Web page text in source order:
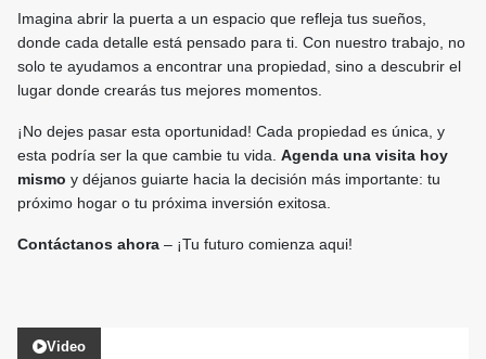
Imagina abrir la puerta a un espacio que refleja tus sueños,
donde cada detalle está pensado para ti. Con nuestro trabajo, no
solo te ayudamos a encontrar una propiedad, sino a descubrir el
lugar donde crearás tus mejores momentos.
¡No dejes pasar esta oportunidad! Cada propiedad es única, y
esta podría ser la que cambie tu vida. Agenda una visita hoy
mismo y déjanos guiarte hacia la decisión más importante: tu
próximo hogar o tu próxima inversión exitosa.
Contáctanos ahora – ¡Tu futuro comienza aqui!
Video